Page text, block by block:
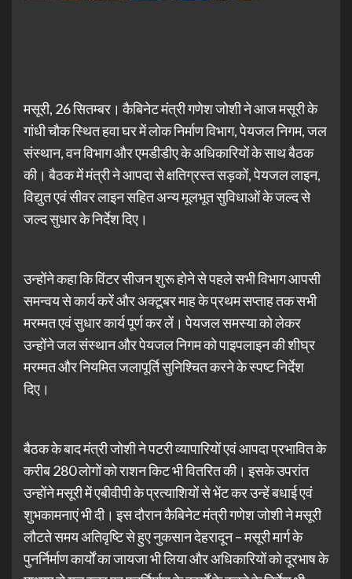
मसूरी, 26 सितम्बर। कैबिनेट मंत्री गणेश जोशी ने आज मसूरी के
गांधी चौक स्थित हवा घर में लोक निर्माण विभाग, पेयजल निगम, जल
संस्थान, वन विभाग और एमडीडीए के अधिकारियों के साथ बैठक
की। बैठक में मंत्री ने आपदा से क्षतिग्रस्त सड़कों, पेयजल लाइन,
विद्युत एवं सीवर लाइन सहित अन्य मूलभूत सुविधाओं के जल्द से
जल्द सुधार के निर्देश दिए।
उन्होंने कहा कि विंटर सीजन शुरू होने से पहले सभी विभाग आपसी
समन्वय से कार्य करें और अक्टूबर माह के प्रथम सप्ताह तक सभी
मरम्मत एवं सुधार कार्य पूर्ण कर लें। पेयजल समस्या को लेकर
उन्होंने जल संस्थान और पेयजल निगम को पाइपलाइन की शीघ्र
मरम्मत और नियमित जलापूर्ति सुनिश्चित करने के स्पष्ट निर्देश
दिए।
बैठक के बाद मंत्री जोशी ने पटरी व्यापारियों एवं आपदा प्रभावित के
करीब 280 लोगों को राशन किट भी वितरित की। इसके उपरांत
उन्होंने मसूरी में एबीवीपी के प्रत्याशियों से भेंट कर उन्हें बधाई एवं
शुभकामनाएं भी दी। इस दौरान कैबिनेट मंत्री गणेश जोशी ने मसूरी
लौटते समय अतिवृष्टि से हुए नुकसान देहरादून – मसूरी मार्ग के
पुनर्निर्माण कार्यों का जायजा भी लिया और अधिकारियों को दूरभाष के